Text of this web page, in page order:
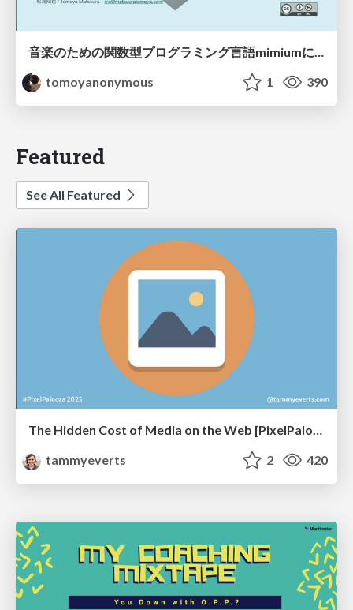
音楽のための関数型プログラミング言語mimiumにおける多段階計算の活用
tomoyanonymous
1 390
Featured
See All Featured
The Hidden Cost of Media on the Web [PixelPalooza 2025]
tammyeverts
2 420